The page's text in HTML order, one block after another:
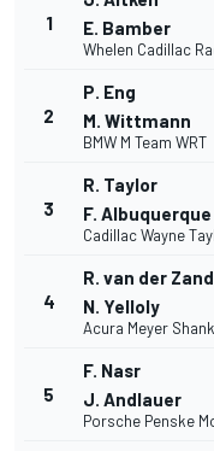
1
E. Bamber
Whelen Cadillac
2
P. Eng
M. Wittmann
BMW M Team WRT
3
R. Taylor
F. Albuquerque
Cadillac Wayne
4
R. van der
N. Yelloly
Acura Meyer
5
F. Nasr
J. Andlauer
Porsche Penske